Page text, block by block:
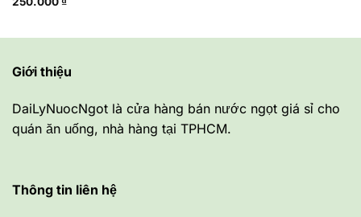
Giới thiệu
DaiLyNuocNgot là cửa hàng bán nước ngọt giá sỉ cho
quán ăn uống, nhà hàng tại TPHCM.
Thông tin liên hệ